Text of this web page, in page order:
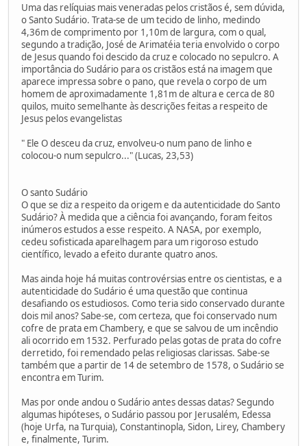
Uma das relíquias mais veneradas pelos cristãos é, sem dúvida,
o Santo Sudário. Trata-se de um tecido de linho, medindo
4,36m de comprimento por 1,10m de largura, com o qual,
segundo a tradição, José de Arimatéia teria envolvido o corpo
de Jesus quando foi descido da cruz e colocado no sepulcro. A
importância do Sudário para os cristãos está na imagem que
aparece impressa sobre o pano, que revela o corpo de um
homem de aproximadamente 1,81m de altura e cerca de 80
quilos, muito semelhante às descrições feitas a respeito de
Jesus pelos evangelistas
" Ele O desceu da cruz, envolveu-o num pano de linho e
colocou-o num sepulcro..." (Lucas, 23,53)
O santo Sudário
O que se diz a respeito da origem e da autenticidade do Santo
Sudário? À medida que a ciência foi avançando, foram feitos
inúmeros estudos a esse respeito. A NASA, por exemplo,
cedeu sofisticada aparelhagem para um rigoroso estudo
científico, levado a efeito durante quatro anos.
Mas ainda hoje há muitas controvérsias entre os cientistas, e a
autenticidade do Sudário é uma questão que continua
desafiando os estudiosos. Como teria sido conservado durante
dois mil anos? Sabe-se, com certeza, que foi conservado num
cofre de prata em Chambery, e que se salvou de um incêndio
ali ocorrido em 1532. Perfurado pelas gotas de prata do cofre
derretido, foi remendado pelas religiosas clarissas. Sabe-se
também que a partir de 14 de setembro de 1578, o Sudário se
encontra em Turim.
Mas por onde andou o Sudário antes dessas datas? Segundo
algumas hipóteses, o Sudário passou por Jerusalém, Edessa
(hoje Urfa, na Turquia), Constantinopla, Sidon, Lirey, Chambery
e, finalmente, Turim.